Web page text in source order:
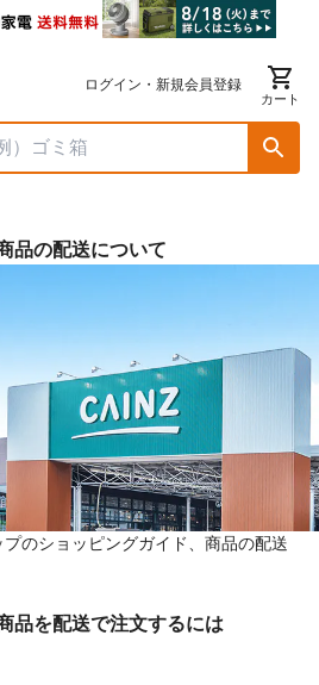
ログイン・新規会員登録
カート
品の配送について
のショッピングガイド、商品の配送
品を配送で注文するには